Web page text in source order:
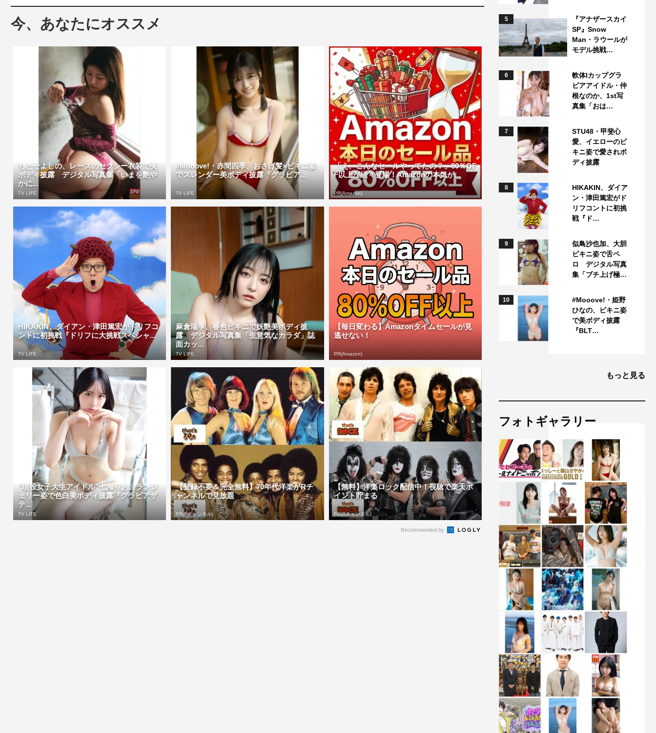
今、あなたにオススメ
ちとせよしの、レースのセクシー衣装で美
ボディ披露 デジタル写真集「いまを艶や
かに...
TV LIFE
#Mooove!・赤間四季、おさげ髪×ビキニ姿
でスレンダー美ボディ披露『グラビア...
TV LIFE
「え、こんなセールやってたの？」80％OF
F以上が続々登場！Amazonの本気が...
PR(Amazon)
HIKAKIN、ダイアン・津田篤宏がドリフコ
ントに初挑戦『ドリフに大挑戦スペシャ...
TV LIFE
麻倉瑞季、春色ビキニで妖艶美ボディ披
露 デジタル写真集「生意気なカラダ」誌
面カッ...
TV LIFE
【毎日変わる】Amazonタイムセールが見
逃せない！
PR(Amazon)
”現役女子大生アイドル”七海りお、ランジ
ェリー姿で色白美ボディ披露『グラビアザ
テ...
TV LIFE
【登録不要＆完全無料】70年代洋楽がRチ
ャンネルで見放題
PR(Rチャンネル)
【無料】洋楽ロック配信中！視聴で楽天ポ
イント貯まる
PR(Rチャンネル)
Recommended by
5
『アナザースカイ
SP』Snow
Man・ラウールが
モデル挑戦…
6
軟体Iカップグラ
ビアアイドル・仲
根なのか、1st写
真集「おは…
7
STU48・甲斐心
愛、イエローのビ
キニ姿で愛されボ
ディ披露
8
HIKAKIN、ダイア
ン・津田篤宏がド
リフコントに初挑
戦『ド…
9
似鳥沙也加、大胆
ビキニ姿で舌ペ
ロ デジタル写真
集「ブチ上げ極…
10
#Mooove!・姫野
ひなの、ビキニ姿
で美ボディ披露
『BLT…
もっと見る
フォトギャラリー